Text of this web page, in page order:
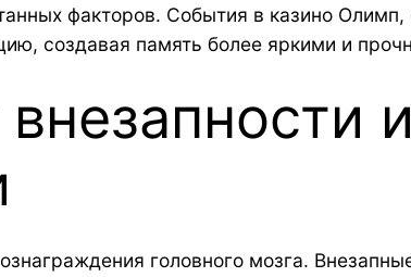
факторов. События в казино
создавая память более яркими и
и
головного мозга.